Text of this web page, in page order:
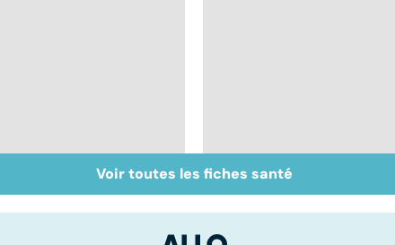
Syndrome de
l'intestin irritable : un
Faire du sport à
domicile, c'est facile
Voir toutes les fiches santé